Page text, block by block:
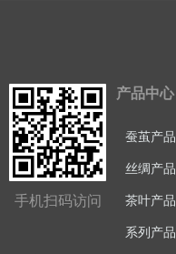
产品中心
蚕茧产品
丝绸产品
茶叶产品
系列产品
手机扫码访问